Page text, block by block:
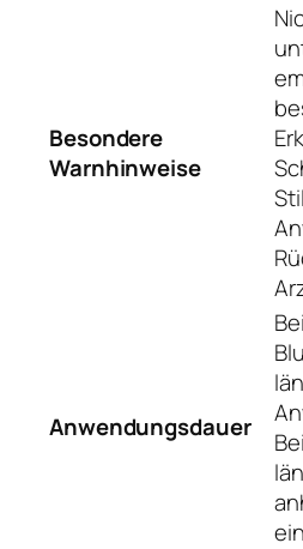
Besondere
Warnhinweise
Anwendungsdauer